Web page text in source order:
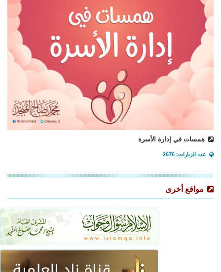
همسات في إدارة الأسرة
عدد الزيارات: 2676
مواقع أخرى